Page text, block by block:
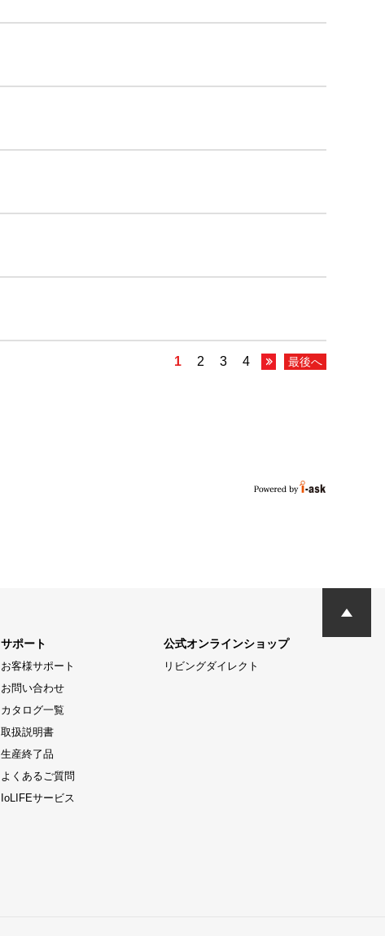
1 2 3 4 最後へ
サポート
お客様サポート
お問い合わせ
カタログ一覧
取扱説明書
生産終了品
よくあるご質問
IoLIFEサービス
公式オンラインショップ
リビングダイレクト